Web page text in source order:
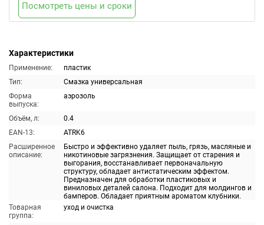
Характеристики
Применение:
пластик
Тип:
Смазка универсальная
Форма
выпуска:
аэрозоль
Объём, л:
0.4
EAN-13:
ATRK6
Расширенное
описание:
Быстро и эффективно удаляет пыль, грязь, масляные и
никотиновые загрязнения. Защищает от старения и
выгорания, восстанавливает первоначальную
структуру, обладает антистатическим эффектом.
Предназначен для обработки пластиковых и
виниловых деталей салона. Подходит для молдингов и
бамперов. Обладает приятным ароматом клубники.
Товарная
группа:
уход и очистка
Посмотреть цены и сроки